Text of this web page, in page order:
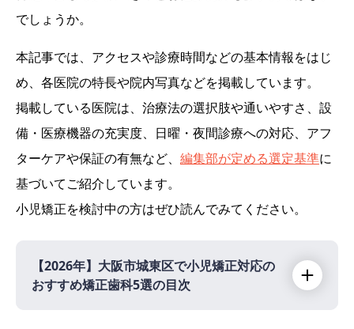
でしょうか。
本記事では、アクセスや診療時間などの基本情報をはじ
め、各医院の特長や院内写真などを掲載しています。
掲載している医院は、治療法の選択肢や通いやすさ、設
備・医療機器の充実度、日曜・夜間診療への対応、アフ
ターケアや保証の有無など、 編集部が定める選定基準に
基づいてご紹介しています。
小児矯正を検討中の方はぜひ読んでみてください。
【2026年】 大阪市城東区で小児矯正対応の
おすすめ矯正歯科5選の目次